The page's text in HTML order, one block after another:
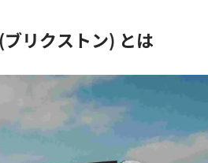
リクストン) とは